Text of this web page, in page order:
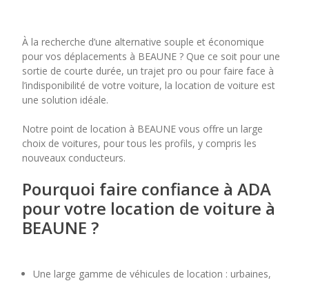
1
2 3 4
7 8 9 10 11
21 22 23 24
À la recherche d’une alternative souple et économique
pour vos déplacements à BEAUNE ? Que ce soit pour une
sortie de courte durée, un trajet pro ou pour faire face à
l’indisponibilité de votre voiture, la location de voiture est
une solution idéale.
Notre point de location à BEAUNE vous offre un large
choix de voitures, pour tous les profils, y compris les
nouveaux conducteurs.
Pourquoi faire confiance à ADA
pour votre location de voiture à
BEAUNE ?
Une large gamme de véhicules de location : urbaines,